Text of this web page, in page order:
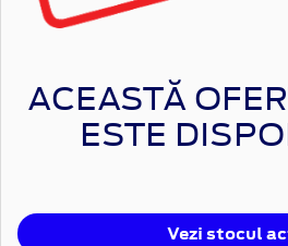
ACEASTĂ
ESTE
Vezi stocul